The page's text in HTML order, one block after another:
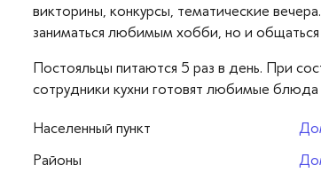
викторины, конкурсы, тематические
заниматься любимым хобби, но и
Постояльцы питаются 5 раз в день. При
сотрудники кухни готовят любимые
Населенный пункт
Районы